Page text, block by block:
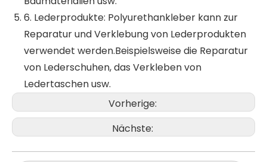
6. Lederprodukte: Polyurethankleber kann zur
Reparatur und Verklebung von Lederprodukten
verwendet werden.Beispielsweise die Reparatur
von Lederschuhen, das Verkleben von
Ledertaschen usw.
Vorherige:
Nächste: